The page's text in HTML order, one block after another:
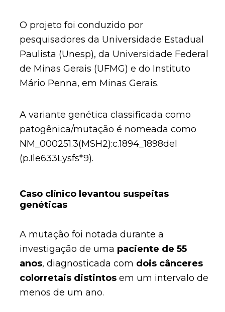
O projeto foi conduzido por
pesquisadores da Universidade Estadual
Paulista (Unesp), da Universidade Federal
de Minas Gerais (UFMG) e do Instituto
Mário Penna, em Minas Gerais.
A variante genética classificada como
patogênica/mutação é nomeada como
NM_000251.3(MSH2):c.1894_1898del
(p.Ile633Lysfs*9).
Caso clínico levantou suspeitas
genéticas
A mutação foi notada durante a
investigação de uma paciente de 55
anos, diagnosticada com dois cânceres
colorretais distintosem um intervalo de
menos de um ano.